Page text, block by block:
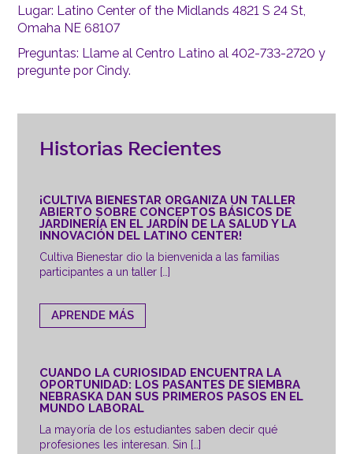
Lugar: Latino Center of the Midlands 4821 S 24 St,
Omaha NE 68107
Preguntas: Llame al Centro Latino al 402-733-2720 y
pregunte por Cindy.
Historias Recientes
¡CULTIVA BIENESTAR ORGANIZA UN TALLER
ABIERTO SOBRE CONCEPTOS BÁSICOS DE
JARDINERÍA EN EL JARDÍN DE LA SALUD Y LA
INNOVACIÓN DEL LATINO CENTER!
Cultiva Bienestar dio la bienvenida a las familias
participantes a un taller […]
APRENDE MÁS
CUANDO LA CURIOSIDAD ENCUENTRA LA
OPORTUNIDAD: LOS PASANTES DE SIEMBRA
NEBRASKA DAN SUS PRIMEROS PASOS EN EL
MUNDO LABORAL
La mayoría de los estudiantes saben decir qué
profesiones les interesan. Sin […]